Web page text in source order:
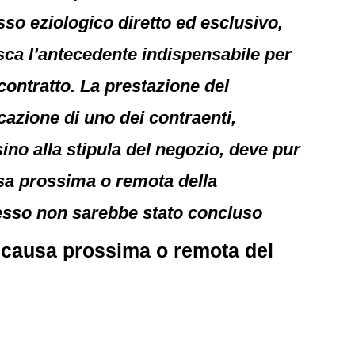
eziologico diretto ed esclusivo,
l’antecedente indispensabile per
La prestazione del
di uno dei contraenti,
alla stipula del negozio, deve pur
prossima o remota della
non sarebbe stato concluso
prossima o remota del